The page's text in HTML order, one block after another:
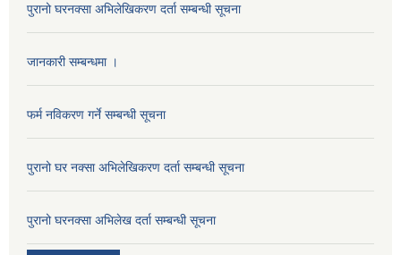
पुरानो घरनक्सा अभिलेखिकरण दर्ता सम्बन्धी सूचना
जानकारी सम्बन्धमा ।
फर्म नविकरण गर्ने सम्बन्धी सूचना
पुरानो घर नक्सा अभिलेखिकरण दर्ता सम्बन्धी सूचना
पुरानो घरनक्सा अभिलेख दर्ता सम्बन्धी सूचना